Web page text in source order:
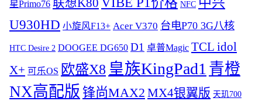
星Primo76 联想K80 NFC
U930HD 小旋风F13+ Acer V370 台电P70 3G八核
HTC Desire 2 DOOGEE DG650 D1 卓普Magic TCL idol
X+ 可乐OS 欧盛X8 皇族KingPad1 青橙
NX高配版 锋尚MAX2 MX4银翼版 天玑700